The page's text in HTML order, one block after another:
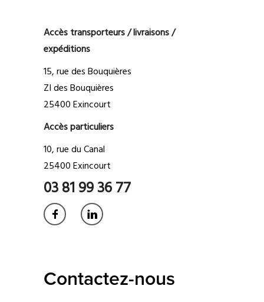
Accès transporteurs / livraisons /
expéditions
15, rue des Bouquières
ZI des Bouquières
25400 Exincourt
Accès particuliers
10, rue du Canal
25400 Exincourt
03 81 99 36 77
Contactez-nous